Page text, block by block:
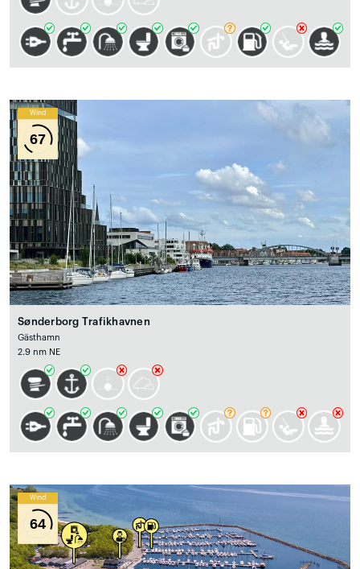
Wind
67
Sønderborg Trafikhavnen
Gästhamn
2.9 nm NE
Wind
64